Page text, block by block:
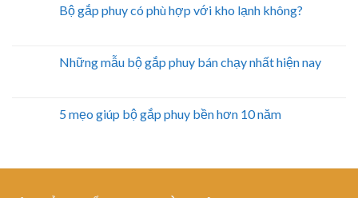
Bộ gắp phuy có phù hợp với kho lạnh không?
Những mẫu bộ gắp phuy bán chạy nhất hiện nay
5 mẹo giúp bộ gắp phuy bền hơn 10 năm